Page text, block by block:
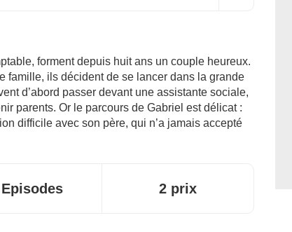
forment depuis huit ans un couple heureux.
famille, ils décident de se lancer dans la grande
d’abord passer devant une assistante sociale,
parents. Or le parcours de Gabriel est délicat :
difficile avec son père, qui n’a jamais accepté
2 prix